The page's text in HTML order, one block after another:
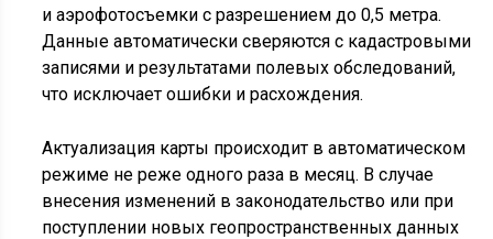
и аэрофотосъемки с разрешением до 0,5 метра.
Данные автоматически сверяются с кадастровыми
записями и результатами полевых обследований,
что исключает ошибки и расхождения.
Актуализация карты происходит в автоматическом
режиме не реже одного раза в месяц. В случае
внесения изменений в законодательство или при
поступлении новых геопространственных данных